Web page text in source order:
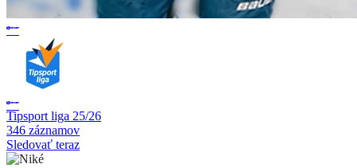
Tipsport liga 25/26
346 záznamov
Sledovať teraz